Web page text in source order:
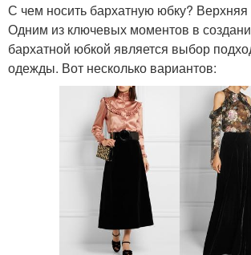
С чем носить бархатную юбку?
Одним из ключевых моментов в
бархатной юбкой является выбор
одежды. Вот несколько вариантов: